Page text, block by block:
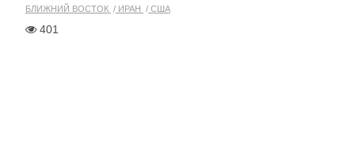
БЛИЖНИЙ ВОСТОК ИРАН США
401